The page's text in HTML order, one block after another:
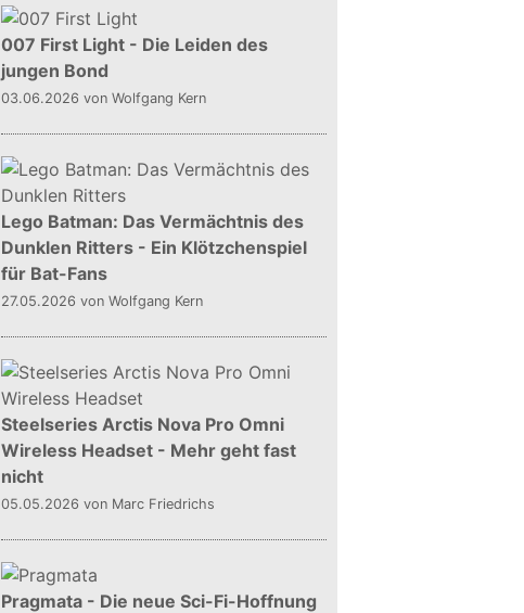
007 First Light - Die Leiden des
jungen Bond
03.06.2026 von Wolfgang Kern
Lego Batman: Das Vermächtnis des
Dunklen Ritters - Ein Klötzchenspiel
für Bat-Fans
27.05.2026 von Wolfgang Kern
Steelseries Arctis Nova Pro Omni
Wireless Headset - Mehr geht fast
nicht
05.05.2026 von Marc Friedrichs
Pragmata - Die neue Sci-Fi-Hoffnung